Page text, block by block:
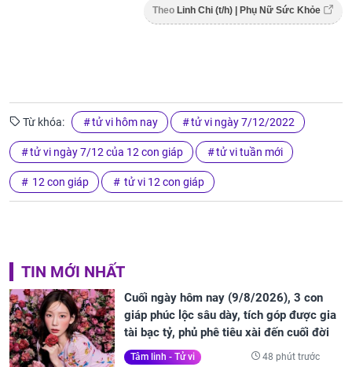
Theo Linh Chi (t/h) | Phụ Nữ Sức Khỏe
Từ khóa: tử vi hôm nay tử vi ngày 7/12/2022
tử vi ngày 7/12 của 12 con giáp tử vi tuần mới
12 con giáp tử vi 12 con giáp
TIN MỚI NHẤT
Cuối ngày hôm nay (9/8/2026), 3 con
giáp phúc lộc sâu dày, tích góp được gia
tài bạc tỷ, phủ phê tiêu xài đến cuối đời
Tâm linh - Tử vi 48 phút trước